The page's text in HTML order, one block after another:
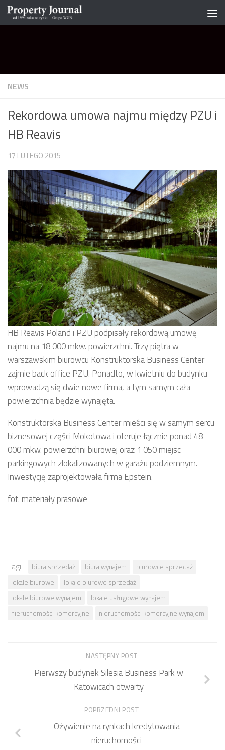
Skip to content
NEWS
Rekordowa umowa najmu między PZU i
HB Reavis
17 LUTEGO 2015
HB Reavis Poland i PZU podpisały rekordową umowę
najmu na 18 000 mkw. powierzchni. Trzy piętra w
warszawskim biurowcu Konstruktorska Business Center
zajmie back office PZU. Ponadto, w kwietniu do budynku
wprowadzą się dwie nowe firma, a tym samym cała
powierzchnia będzie wynajęta.
Konstruktorska Business Center mieści się w samym sercu
biznesowej części Mokotowa i oferuje łącznie ponad 48
000 mkw. powierzchni biurowej oraz 1 050 miejsc
parkingowych zlokalizowanych w garażu podziemnym.
Inwestycję zaprojektowała firma Epstein.
fot. materiały prasowe
Tagi: biura sprzedaż biura wynajem
biurowce sprzedaż
lokale biurowe
lokale biurowe sprzedaż
lokale biurowe wynajem
lokale usługowe wynajem
nieruchomości komercyjne
nieruchomości komercyjne wynajem
NASTĘPNY POST
Pierwszy budynek Silesia Business Park w
Katowicach otwarty
POPRZEDNI POST
Ożywienie na rynkach kredytowania
nieruchomości